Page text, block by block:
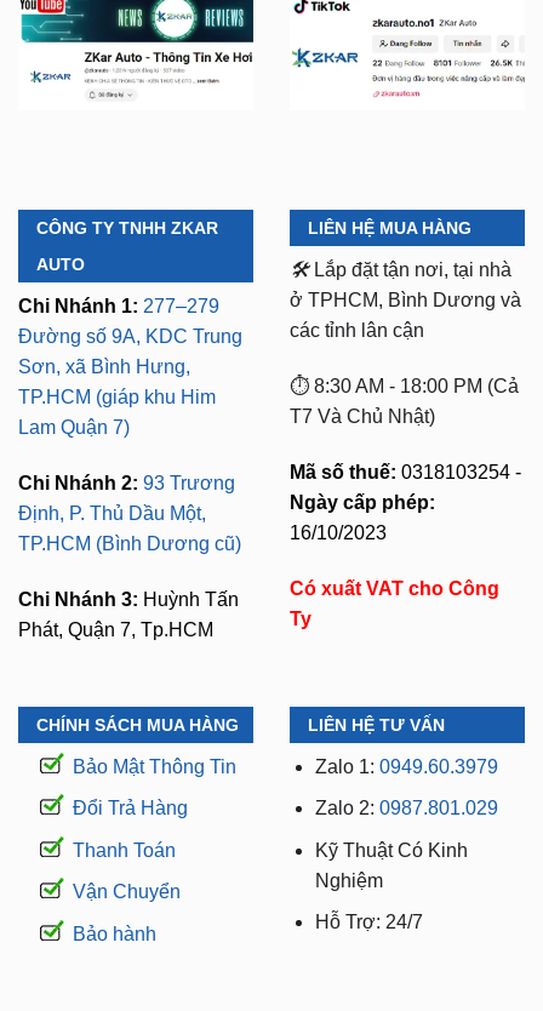
CÔNG TY TNHH ZKAR
AUTO
Chi Nhánh 1: 277–279
Đường số 9A, KDC Trung
Sơn, xã Bình Hưng,
TP.HCM (giáp khu Him
Lam Quận 7)
Chi Nhánh 2: 93 Trương
Định, P. Thủ Dầu Một,
TP.HCM (Bình Dương cũ)
Chi Nhánh 3: Huỳnh Tấn
Phát, Quận 7, Tp.HCM
LIÊN HỆ MUA HÀNG
🛠️ Lắp đặt tận nơi, tại nhà
ở TPHCM, Bình Dương và
các tỉnh lân cận
⏱️ 8:30 AM - 18:00 PM (Cả
T7 Và Chủ Nhật)
Mã số thuế: 0318103254 -
Ngày cấp phép:
16/10/2023
Có xuất VAT cho Công
Ty
CHÍNH SÁCH MUA HÀNG
Bảo Mật Thông Tin
Đổi Trả Hàng
Thanh Toán
Vận Chuyển
Bảo hành
LIÊN HỆ TƯ VẤN
Zalo 1: 0949.60.3979
Zalo 2: 0987.801.029
Kỹ Thuật Có Kinh
Nghiệm
Hỗ Trợ: 24/7